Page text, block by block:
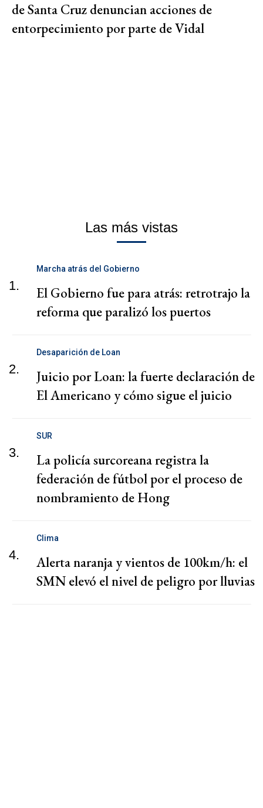
de Santa Cruz denuncian acciones de
entorpecimiento por parte de Vidal
Las más vistas
1.
Marcha atrás del Gobierno
El Gobierno fue para atrás: retrotrajo la
reforma que paralizó los puertos
2.
Desaparición de Loan
Juicio por Loan: la fuerte declaración de
El Americano y cómo sigue el juicio
3.
SUR
La policía surcoreana registra la
federación de fútbol por el proceso de
nombramiento de Hong
4.
Clima
Alerta naranja y vientos de 100km/h: el
SMN elevó el nivel de peligro por lluvias